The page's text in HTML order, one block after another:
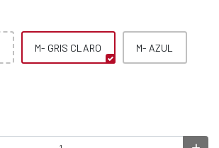
M- GRIS CLARO M- AZUL